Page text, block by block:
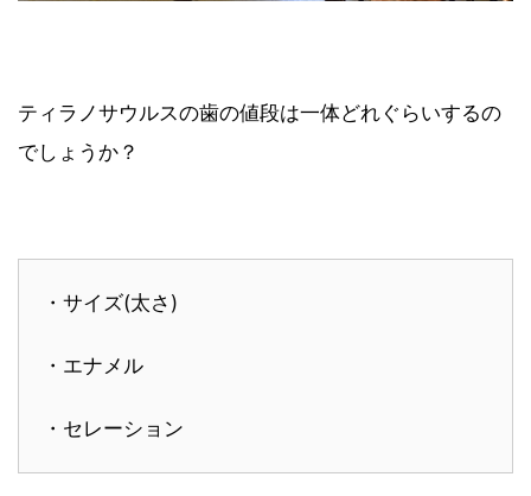
ティラノサウルスの歯の値段は一体どれぐらいするの
でしょうか？
・サイズ(太さ)
・エナメル
・セレーション